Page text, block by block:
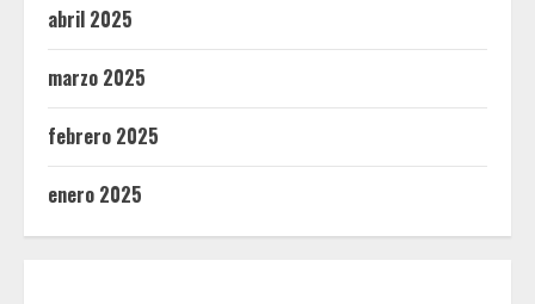
abril 2025
marzo 2025
febrero 2025
enero 2025